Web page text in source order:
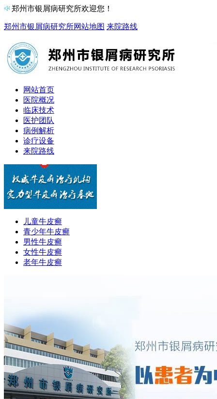
郑州市银屑病研究所欢迎您！
郑州市银屑病研究所网站地图 来院路线
网站首页
医院概况
临床技术
医护团队
病例解析
诊疗设备
来院路线
儿童牛皮癣
青少年牛皮癣
男性牛皮癣
女性牛皮癣
老年牛皮癣